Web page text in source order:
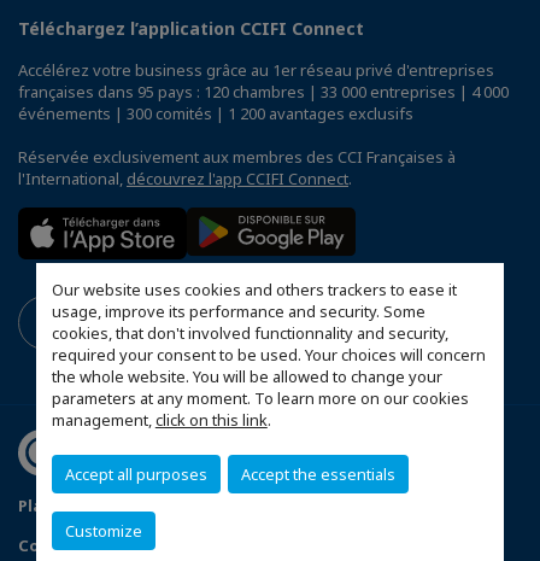
Our website uses cookies and others trackers to ease it
usage, improve its performance and security. Some
cookies, that don't involved functionnality and security,
required your consent to be used. Your choices will concern
the whole website. You will be allowed to change your
parameters at any moment. To learn more on our cookies
management,click on this link.
Accept all purposes Accept the essentials
Customize
Téléchargez l’application CCIFI Connect
Accélérez votre business grâce au 1er réseau privé d'entreprises
françaises dans 95 pays : 120 chambres | 33 000 entreprises | 4 000
événements | 300 comités | 1 200 avantages exclusifs
Réservée exclusivement aux membres des CCI Françaises à
l'International, découvrez l'app CCIFI Connect.
Plan du site
Configurer vos préférences cookies